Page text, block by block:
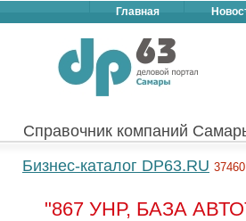
Главная
Справочник компаний
Бизнес-каталог DP63.RU 37460
"867 УНР, БАЗА